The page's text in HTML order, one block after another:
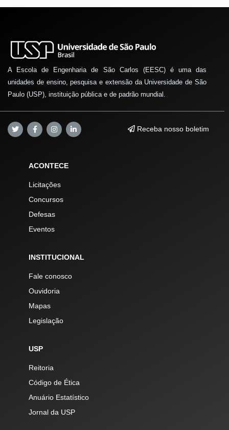
A Escola de Engenharia de São Carlos (EESC) é uma das
unidades de ensino, pesquisa e extensão da Universidade de São
Paulo (USP), instituição pública e de padrão mundial.
Receba nosso boletim
ACONTECE
Licitações
Concursos
Defesas
Eventos
INSTITUCIONAL
Fale conosco
Ouvidoria
Mapas
Legislação
USP
Reitoria
Código de Ética
Anuário Estatístico
Jornal da USP